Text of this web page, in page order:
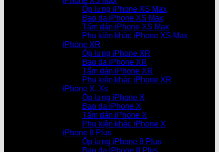
Ốp lưng iPhone XS Max
Bao da iPhone XS Max
Tấm dán iPhone XS Max
Phụ kiện khác iPhone XS Max
iPhone XR
Ốp lưng iPhone XR
Bao da iPhone XR
Tấm dán iPhone XR
Phụ kiện khác iPhone XR
iPhone X, Xs
Ốp lưng iPhone X
Bao da iPhone X
Tấm dán iPhone X
Phụ kiện khác iPhone X
iPhone 8 Plus
Ốp lưng iPhone 8 Plus
Bao da iPhone 8 Plus